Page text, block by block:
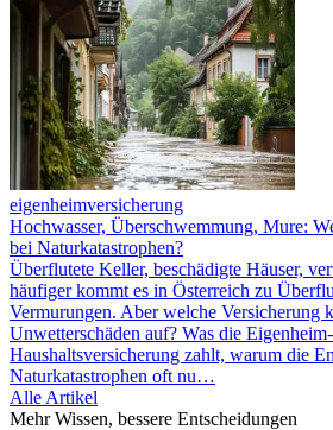
eigenheimversicherung
Hochwasser, Überschwemmung, Mure:
bei Naturkatastrophen?
Überflutete Keller, beschädigte Häuser,
häufiger kommt es in Österreich zu
Vermurungen. Aber welche Versicherung
Unwetterschäden auf? Was die
Haushaltsversicherung zahlt, warum die
Naturkatastrophen oft nu…
Alle Artikel
Mehr Wissen, bessere Entscheidungen